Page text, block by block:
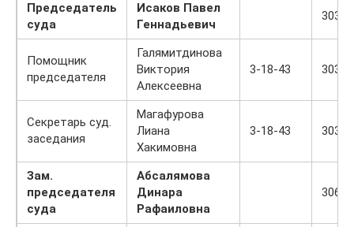
Председатель
суда
Исаков Павел
Геннадьевич
303
Помощник
председателя
Галямитдинова
Виктория
Алексеевна
3-18-43 303
Секретарь суд.
заседания
Магафурова
Лиана
Хакимовна
3-18-43 303
Зам.
председателя
суда
Абсалямова
Динара
Рафаиловна
306